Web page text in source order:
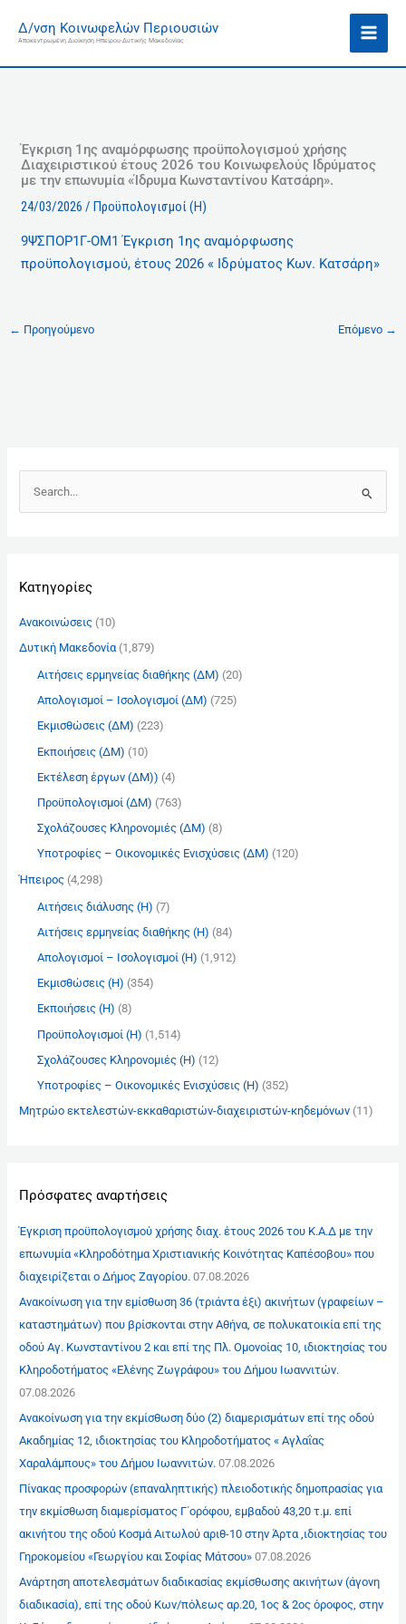
στοΔ/νση Κοινωφελών Περιουσιών
Αποκεντρωμένη Διοίκηση Ηπείρου-Δυτικής Μακεδονίας
Έγκριση 1ης αναμόρφωσης προϋπολογισμού χρήσης
Διαχειριστικού έτους 2026 του Κοινωφελούς Ιδρύματος
με την επωνυμία «Ίδρυμα Κωνσταντίνου Κατσάρη».
24/03/2026/Προϋπολογισμοί (Η)
9ΨΣΠΟΡ1Γ-ΟΜ1 Έγκριση 1ης αναμόρφωσης
προϋπολογισμού, έτους 2026 « Ιδρύματος Κων. Κατσάρη»
← Προηγούμενο Επόμενο →
ή
σ
Kατηγορίες
Ανακοινώσεις(10)
Δυτική Μακεδονία(1,879)
Αιτήσεις ερμηνείας διαθήκης (ΔΜ) (20)
Απολογισμοί – Ισολογισμοί (ΔΜ) (725)
Εκμισθώσεις (ΔΜ) (223)
Εκποιήσεις (ΔΜ) (10)
Εκτέλεση έργων (ΔΜ)) (4)
Προϋπολογισμοί (ΔΜ) (763)
Σχολάζουσες Κληρονομιές (ΔΜ) (8)
Υποτροφίες – Οικονομικές Ενισχύσεις (ΔΜ) (120)
Ήπειρος(4,298)
Αιτήσεις διάλυσης (Η) (7)
Αιτήσεις ερμηνείας διαθήκης (Η) (84)
Απολογισμοί – Ισολογισμοί (Η) (1,912)
Εκμισθώσεις (Η) (354)
Εκποιήσεις (Η) (8)
Προϋπολογισμοί (Η) (1,514)
Σχολάζουσες Κληρονομιές (Η) (12)
Υποτροφίες – Οικονομικές Ενισχύσεις (Η) (352)
Μητρώο εκτελεστών-εκκαθαριστών-διαχειριστών-κηδεμόνων(11)
Πρόσφατες αναρτήσεις
Έγκριση προϋπολογισμού χρήσης διαχ. έτους 2026 του Κ.Α.Δ με την
επωνυμία «Κληροδότημα Χριστιανικής Κοινότητας Καπέσοβου» που
διαχειρίζεται ο Δήμος Ζαγορίου. 07.08.2026
Ανακοίνωση για την εμίσθωση 36 (τριάντα έξι) ακινήτων (γραφείων –
καταστημάτων) που βρίσκονται στην Αθήνα, σε πολυκατοικία επί της
οδού Αγ. Κωνσταντίνου 2 και επί της Πλ. Ομονοίας 10, ιδιοκτησίας του
Κληροδοτήματος «Ελένης Ζωγράφου» του Δήμου Ιωαννιτών.
07.08.2026
Ανακοίνωση για την εκμίσθωση δύο (2) διαμερισμάτων επί της οδού
Ακαδημίας 12, ιδιοκτησίας του Κληροδοτήματος « Αγλαΐας
Χαραλάμπους» του Δήμου Ιωαννιτών. 07.08.2026
Πίνακας προσφορών (επαναληπτικής) πλειοδοτικής δημοπρασίας για
την εκμίσθωση διαμερίσματος Γ΄ορόφου, εμβαδού 43,20 τ.μ. επί
ακινήτου της οδού Κοσμά Αιτωλού αριθ-10 στην Άρτα ,ιδιοκτησίας του
Γηροκομείου «Γεωργίου και Σοφίας Μάτσου» 07.08.2026
Ανάρτηση αποτελεσμάτων διαδικασίας εκμίσθωσης ακινήτων (άγονη
διαδικασία), επί της οδού Κων/πόλεως αρ.20, 1ος & 2ος όροφος, στην
σ
κ
ό